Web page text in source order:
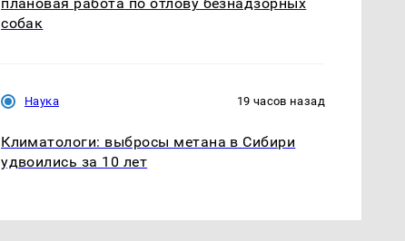
собак
Наука 19 часов назад
Климатологи: выбросы метана в Сибири
удвоились за 10 лет